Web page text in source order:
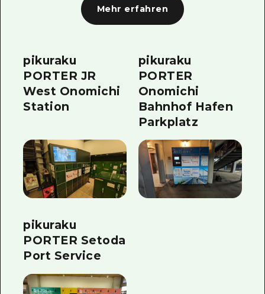
Mehr erfahren
pikuraku
PORTER JR
West Onomichi
Station
pikuraku
PORTER
Onomichi
Bahnhof Hafen
Parkplatz
pikuraku
PORTER Setoda
Port Service